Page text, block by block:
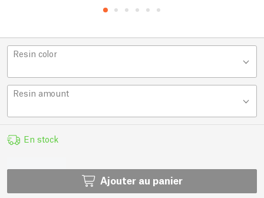
Resin color
Resin amount
En stock
Ajouter au panier